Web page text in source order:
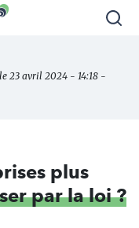
23 avril 2024 - 14:18 -
plus
par la loi ?